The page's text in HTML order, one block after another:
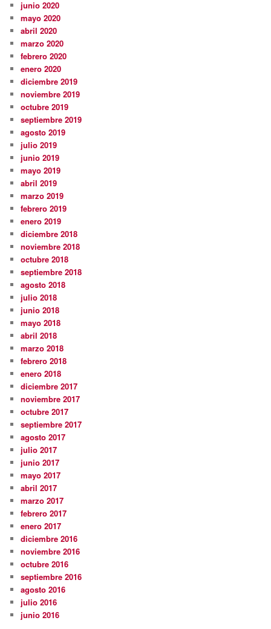
junio 2020
mayo 2020
abril 2020
marzo 2020
febrero 2020
enero 2020
diciembre 2019
noviembre 2019
octubre 2019
septiembre 2019
agosto 2019
julio 2019
junio 2019
mayo 2019
abril 2019
marzo 2019
febrero 2019
enero 2019
diciembre 2018
noviembre 2018
octubre 2018
septiembre 2018
agosto 2018
julio 2018
junio 2018
mayo 2018
abril 2018
marzo 2018
febrero 2018
enero 2018
diciembre 2017
noviembre 2017
octubre 2017
septiembre 2017
agosto 2017
julio 2017
junio 2017
mayo 2017
abril 2017
marzo 2017
febrero 2017
enero 2017
diciembre 2016
noviembre 2016
octubre 2016
septiembre 2016
agosto 2016
julio 2016
junio 2016